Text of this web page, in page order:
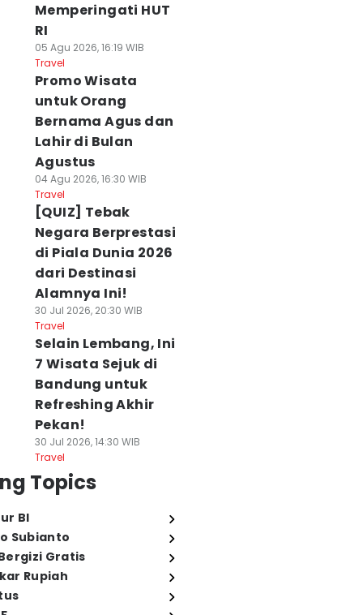
Memperingati HUT
RI
05 Agu 2026, 16:19 WIB
Travel
Promo Wisata
untuk Orang
Bernama Agus dan
Lahir di Bulan
Agustus
04 Agu 2026, 16:30 WIB
Travel
[QUIZ] Tebak
Negara Berprestasi
di Piala Dunia 2026
dari Destinasi
Alamnya Ini!
30 Jul 2026, 20:30 WIB
Travel
Selain Lembang, Ini
7 Wisata Sejuk di
Bandung untuk
Refreshing Akhir
Pekan!
30 Jul 2026, 14:30 WIB
Travel
Topics
BI
Subianto
Gratis
Rupiah